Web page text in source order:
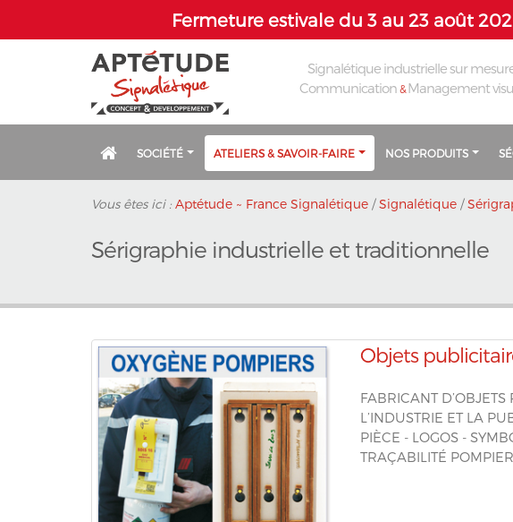
Fermeture estivale du 3 au 23 août
Signalétique industrielle sur
Communication& Management
SOCIÉTÉ ATELIERS & SAVOIR-FAIRE NOS PRODUITS
Vous êtes ici : Aptétude ~ France Signalétique /Signalétique /
Sérigraphie industrielle et traditionnelle
Objets
FABRICANT
L’INDUSTRIE ET LA
PIÈCE - LOGOS -
TRAÇABILITÉ